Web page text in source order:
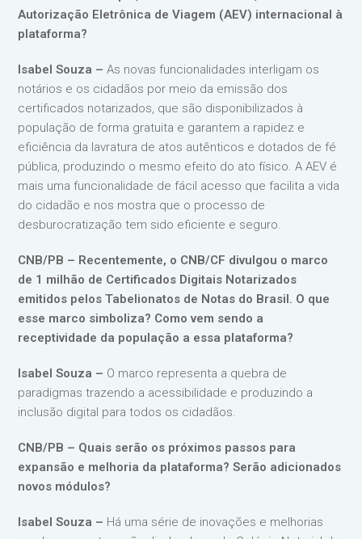
Autorização Eletrônica de Viagem (AEV) internacional à
plataforma?
Isabel Souza –As novas funcionalidades interligam os
notários e os cidadãos por meio da emissão dos
certificados notarizados, que são disponibilizados à
população de forma gratuita e garantem a rapidez e
eficiência da lavratura de atos autênticos e dotados de fé
pública, produzindo o mesmo efeito do ato físico. A AEV é
mais uma funcionalidade de fácil acesso que facilita a vida
do cidadão e nos mostra que o processo de
desburocratização tem sido eficiente e seguro.
CNB/PB – Recentemente, o CNB/CF divulgou o marco
de 1 milhão de Certificados Digitais Notarizados
emitidos pelos Tabelionatos de Notas do Brasil. O que
esse marco simboliza? Como vem sendo a
receptividade da população a essa plataforma?
Isabel Souza – O marco representa a quebra de
paradigmas trazendo a acessibilidade e produzindo a
inclusão digital para todos os cidadãos.
CNB/PB – Quais serão os próximos passos para
expansão e melhoria da plataforma? Serão adicionados
novos módulos?
Isabel Souza – Há uma série de inovações e melhorias